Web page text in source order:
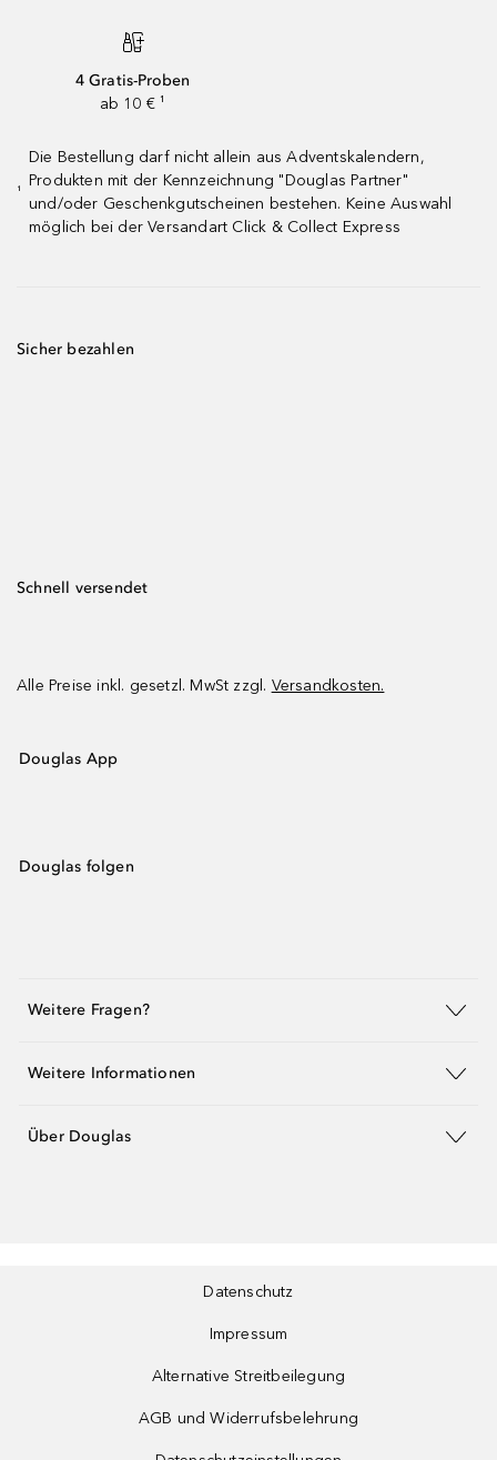
4 Gratis-Proben
ab 10 € ¹
¹
Die Bestellung darf nicht allein aus Adventskalendern,
Produkten mit der Kennzeichnung "Douglas Partner"
und/oder Geschenkgutscheinen bestehen. Keine Auswahl
möglich bei der Versandart Click & Collect Express
Sicher bezahlen
Schnell versendet
Alle Preise inkl. gesetzl. MwSt zzgl. Versandkosten.
Douglas App
Douglas folgen
Weitere Fragen?
Weitere Informationen
Über Douglas
Datenschutz
Impressum
Alternative Streitbeilegung
AGB und Widerrufsbelehrung